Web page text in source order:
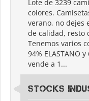
Lote de 3239
colores.
verano, no dejes
de calidad, resto
Tenemos varios
94% ELASTANO
vende a 1...
Stocks